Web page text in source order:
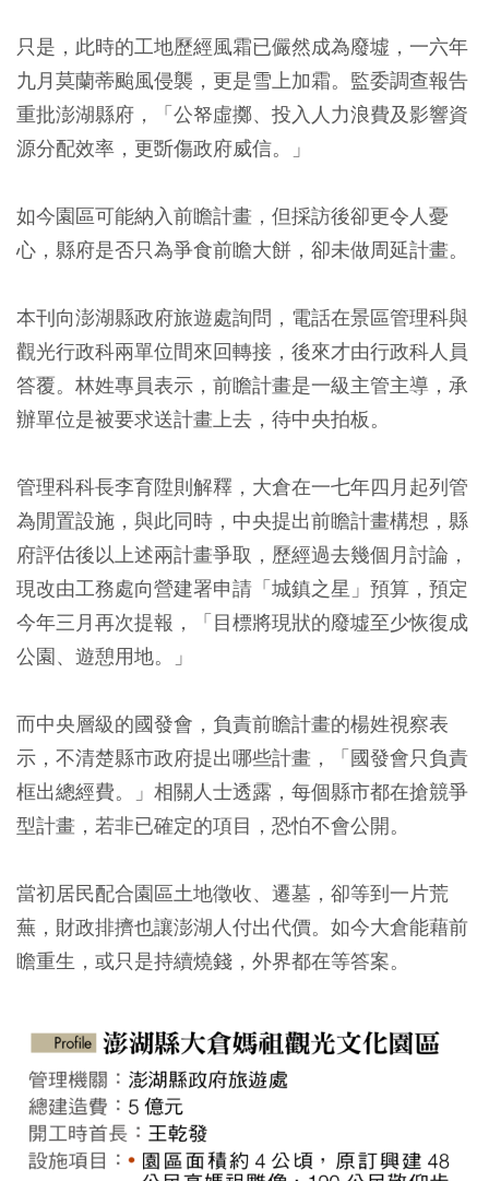
只是，此時的工地歷經風霜已儼然成為廢墟，一六年
九月莫蘭蒂颱風侵襲，更是雪上加霜。監委調查報告
重批澎湖縣府，「公帑虛擲、投入人力浪費及影響資
源分配效率，更斲傷政府威信。」
如今園區可能納入前瞻計畫，但採訪後卻更令人憂
心，縣府是否只為爭食前瞻大餅，卻未做周延計畫。
本刊向澎湖縣政府旅遊處詢問，電話在景區管理科與
觀光行政科兩單位間來回轉接，後來才由行政科人員
答覆。林姓專員表示，前瞻計畫是一級主管主導，承
辦單位是被要求送計畫上去，待中央拍板。
管理科科長李育陞則解釋，大倉在一七年四月起列管
為閒置設施，與此同時，中央提出前瞻計畫構想，縣
府評估後以上述兩計畫爭取，歷經過去幾個月討論，
現改由工務處向營建署申請「城鎮之星」預算，預定
今年三月再次提報，「目標將現狀的廢墟至少恢復成
公園、遊憩用地。」
而中央層級的國發會，負責前瞻計畫的楊姓視察表
示，不清楚縣市政府提出哪些計畫，「國發會只負責
框出總經費。」相關人士透露，每個縣市都在搶競爭
型計畫，若非已確定的項目，恐怕不會公開。
當初居民配合園區土地徵收、遷墓，卻等到一片荒
蕪，財政排擠也讓澎湖人付出代價。如今大倉能藉前
瞻重生，或只是持續燒錢，外界都在等答案。